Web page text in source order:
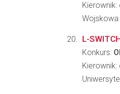
Wojskowa
L-
Konkurs: